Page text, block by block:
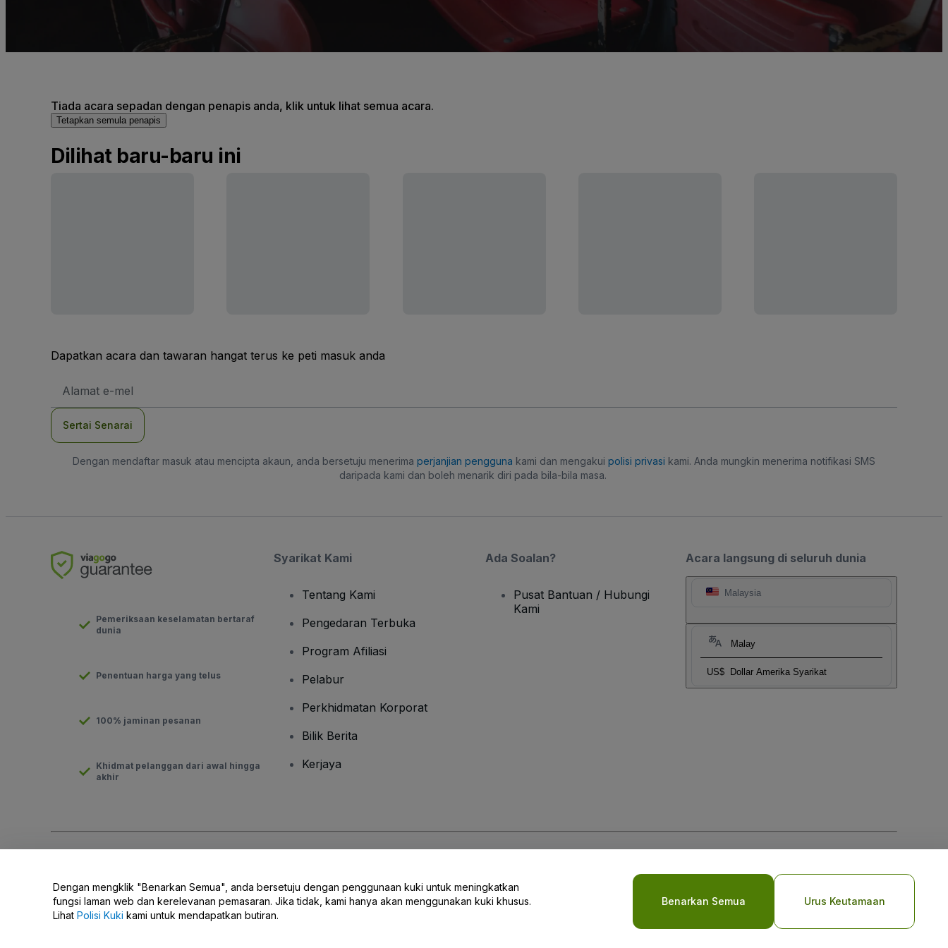
Tiada acara sepadan dengan penapis anda, klik untuk lihat semua acara.
Tetapkan semula penapis
Dilihat baru-baru ini
Dapatkan acara dan tawaran hangat terus ke peti masuk anda
E-
Sertai Senarai
Dengan mendaftar masuk atau mencipta akaun, anda bersetuju menerima perjanjian pengguna kami dan mengakui polisi privasi kami. Anda mungkin menerima notifikasi SMS
daripada kami dan boleh menarik diri pada bila-bila masa.
Acara langsung di seluruh dunia
Malaysia
Malay
US$ Dollar Amerika Syarikat
Pemeriksaan keselamatan bertaraf
dunia
Penentuan harga yang telus
100% jaminan pesanan
Khidmat pelanggan dari awal hingga
akhir
Syarikat Kami
Tentang Kami
Pengedaran Terbuka
Program Afiliasi
Pelabur
Perkhidmatan Korporat
Bilik Berita
Kerjaya
Ada Soalan?
Pusat Bantuan / Hubungi
Kami
Jangan Kongsi Maklumat Peribadi Saya/Pilihan Privasi Anda.
Dengan mengklik "Benarkan Semua", anda bersetuju dengan penggunaan kuki untuk meningkatkan
fungsi laman web dan kerelevanan pemasaran. Jika tidak, kami hanya akan menggunakan kuki khusus.
Lihat Polisi Kuki kami untuk mendapatkan butiran.
Benarkan Semua Urus Keutamaan